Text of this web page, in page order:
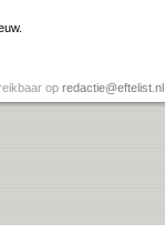
op redactie@eftelist.nl